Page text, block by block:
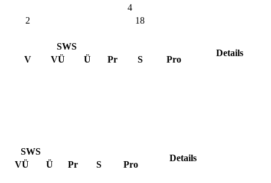
4
2
18
SWS
Details
V VÜ Ü Pr S
Pro
SWS
Details
VÜ Ü Pr S
Pro